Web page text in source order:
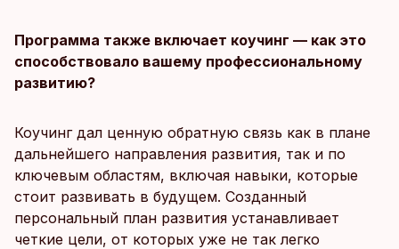
Программа также включает коучинг — как это
способствовало вашему профессиональному
развитию?
Коучинг дал ценную обратную связь как в плане
дальнейшего направления развития, так и по
ключевым областям, включая навыки, которые
стоит развивать в будущем. Созданный
персональный план развития устанавливает
четкие цели, от которых уже не так легко